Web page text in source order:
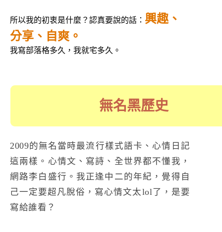
所以我的初衷是什麼？認真要說的話： 興趣、
分享、自爽。
我寫部落格多久，我就宅多久。
無名黑歷史
2009的無名當時最流行樣式語卡、心情日記
這兩樣。心情文、寫詩、全世界都不懂我，
網路李白盛行。我正逢中二的年紀，覺得自
己一定要超凡脫俗，寫心情文太lol了，是要
寫給誰看？